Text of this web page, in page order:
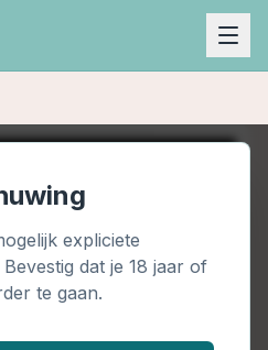
expliciete
dat je 18 jaar of
te gaan.